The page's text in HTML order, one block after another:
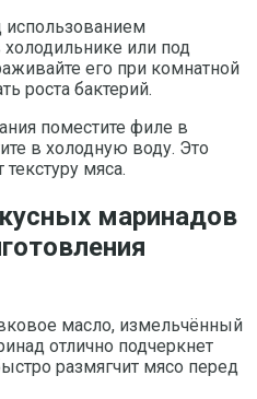
холодильнике или под
его при комнатной
роста бактерий.
поместите филе в
в холодную воду. Это
мяса.
маринадов
масло, измельчённый
отлично подчеркнет
размягчит мясо перед